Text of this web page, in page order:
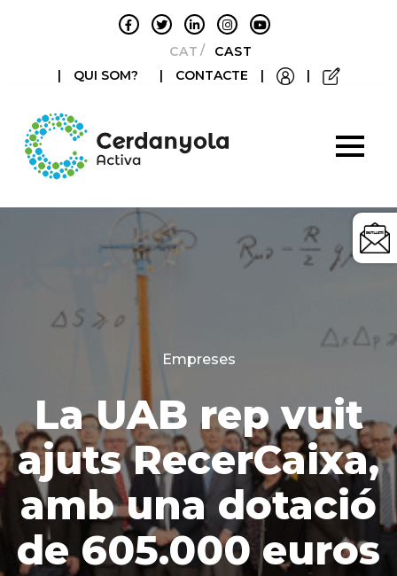
CATALÀCASTELLANO
|
QUI SOM? | CONTACTE | |
Categories
Empreses
La UAB rep vuit
ajuts RecerCaixa,
amb una dotació
de 605.000 euros